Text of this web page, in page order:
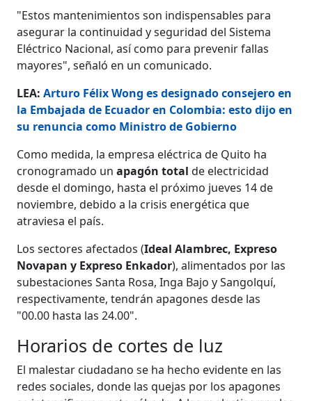
"Estos mantenimientos son indispensables para
asegurar la continuidad y seguridad del Sistema
Eléctrico Nacional, así como para prevenir fallas
mayores", señaló en un comunicado.
LEA:Arturo Félix Wong es designado consejero en
la Embajada de Ecuador en Colombia: esto dijo en
su renuncia como Ministro de Gobierno
Como medida, la empresa eléctrica de Quito ha
cronogramado unapagón total de electricidad
desde el domingo, hasta el próximo jueves 14 de
noviembre, debido a la crisis energética que
atraviesa el país.
Los sectores afectados (Ideal Alambrec, Expreso
Novapan y Expreso Enkador), alimentados por las
subestaciones Santa Rosa, Inga Bajo y Sangolquí,
respectivamente, tendrán apagones desde las
"00.00 hasta las 24.00".
Horarios de cortes de luz
El malestar ciudadano se ha hecho evidente en las
redes sociales, donde las quejas por los apagones